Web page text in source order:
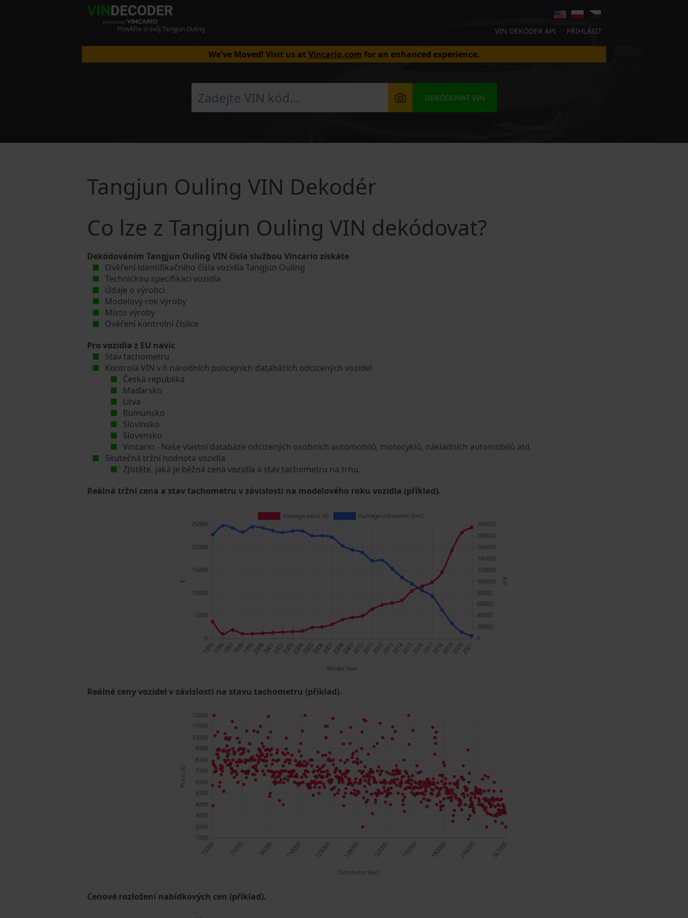
Prověřte si svůj Tangjun Ouling VIN DEKÓDER API PŘIHLÁSIT
We've Moved! Visit us atVincario.com for an enhanced experience.
DEKÓDOVAT VIN
Tangjun Ouling VIN Dekodér
Co lze z Tangjun Ouling VIN dekódovat?
Dekódováním Tangjun Ouling VIN čísla službou Vincario získáte
Ověření identifikačního čísla vozidla Tangjun Ouling
Technickou specifikaci vozidla
Údaje o výrobci
Modelový rok výroby
Místo výroby
Ověření kontrolní číslice
Pro vozidla z EU navíc
Stav tachometru
Kontrola VIN v 6 národních policejních databázích odcizených vozidel
Česká republika
Maďarsko
Litva
Rumunsko
Slovinsko
Slovensko
Vincario - Naše vlastní databáze odcizených osobních automobilů, motocyklů, nákladních automobilů atd.
Skutečná tržní hodnota vozidla
Zjistěte, jaká je běžná cena vozidla a stav tachometru na trhu.
Reálná tržní cena a stav tachometru v závislosti na modelového roku vozidla (příklad).
Reálné ceny vozidel v závislosti na stavu tachometru (příklad).
Cenové rozložení nabídkových cen (příklad).